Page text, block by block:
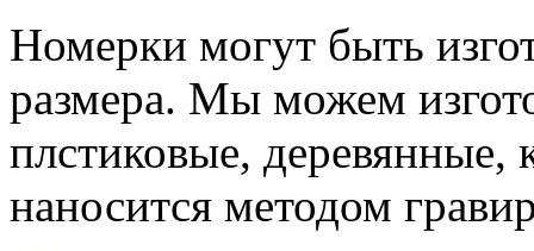
Номерки могут быть
размера. Мы можем
плстиковые,
наносится методом